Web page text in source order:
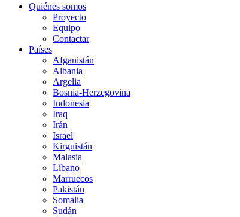
Quiénes somos
Proyecto
Equipo
Contactar
Países
Afganistán
Albania
Argelia
Bosnia-Herzegovina
Indonesia
Iraq
Irán
Israel
Kirguistán
Malasia
Líbano
Marruecos
Pakistán
Somalia
Sudán